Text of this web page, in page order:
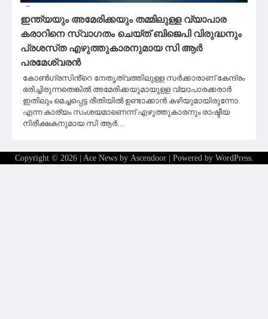
ഇന്ത്യയും അമേരിക്കയും തമ്മിലുള്ള വ്യാപാര
കരാറിനെ സ്വാഗതം ചെയ്ത് ബിജെപി വിരുദ്ധനും
പ്രശസ്‌ത എഴുത്തുകാരനുമായ സി ആർ
പരമേശ്വരൻ
കോൺഗ്രസിൻ്റെ നേതൃത്വത്തിലുള്ള സർക്കാരാണ് കേന്ദ്രം
ഭരിച്ചിരുന്നതെങ്കിൽ അമേരിക്കയുമായുള്ള വ്യാപാരക്കരാർ
ഇതിലും മെച്ചപ്പെട്ട രീതിയിൽ ഉണ്ടാക്കാൻ കഴിയുമായിരുന്നോ
എന്ന കാര്യം സംശയമാണെന്ന് എഴുത്തുകാരനും രാഷ്ടീയ
നിരീക്ഷകനുമായ സി ആർ…
Copyright © 2026 | Ace News by Ascendoor| Powered by WordPress.